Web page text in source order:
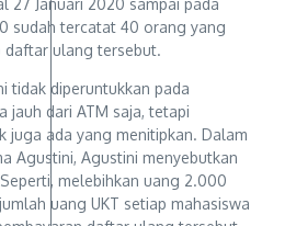
27 Januari 2020 sampai pada
sudah tercatat 40 orang yang
daftar ulang tersebut.
tidak diperuntukkan pada
jauh dari ATM saja, tetapi
juga ada yang menitipkan. Dalam
Agustini, Agustini menyebutkan
melebihkan uang 2.000
uang UKT setiap mahasiswa